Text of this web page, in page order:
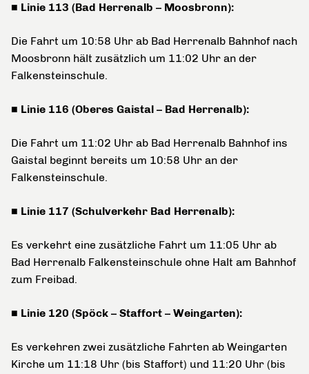
■ Linie 113 (Bad Herrenalb – Moosbronn):
Die Fahrt um 10:58 Uhr ab Bad Herrenalb Bahnhof nach
Moosbronn hält zusätzlich um 11:02 Uhr an der
Falkensteinschule.
■ Linie 116 (Oberes Gaistal – Bad Herrenalb):
Die Fahrt um 11:02 Uhr ab Bad Herrenalb Bahnhof ins
Gaistal beginnt bereits um 10:58 Uhr an der
Falkensteinschule.
■ Linie 117 (Schulverkehr Bad Herrenalb):
Es verkehrt eine zusätzliche Fahrt um 11:05 Uhr ab
Bad Herrenalb Falkensteinschule ohne Halt am Bahnhof
zum Freibad.
■ Linie 120 (Spöck – Staffort – Weingarten):
Es verkehren zwei zusätzliche Fahrten ab Weingarten
Kirche um 11:18 Uhr (bis Staffort) und 11:20 Uhr (bis